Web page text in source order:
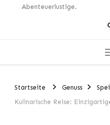
Abenteuerlustige.
Startseite Genuss
Kulinarische Reise: